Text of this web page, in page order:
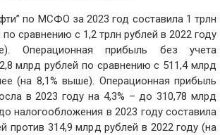
по МСФО за 2023 год составила 1 трлн
сравнению с 1,2 трлн рублей в 2022 году
Операционная прибыль без учета
млрд рублей по сравнению с 511,4 млрд
(на 8,1% выше). Операционная прибыль
в 2023 году на 4,3% – до 310,78 млрд
налогообложения в 2023 году составила
против 314,9 млрд рублей в 2022 году (на